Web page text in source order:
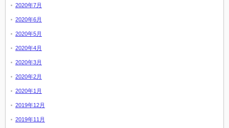
2020年7月
2020年6月
2020年5月
2020年4月
2020年3月
2020年2月
2020年1月
2019年12月
2019年11月